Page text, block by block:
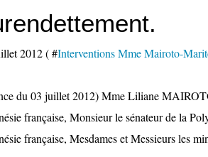
2012 ( #Interventions Mme Mairoto-
du 03 juillet 2012) Mme Liliane
française, Monsieur le sénateur de la
française, Mesdames et Messieurs les